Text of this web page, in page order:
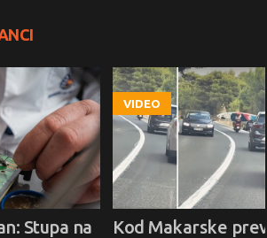
Stupa na
VIDEO
Kod Makarske